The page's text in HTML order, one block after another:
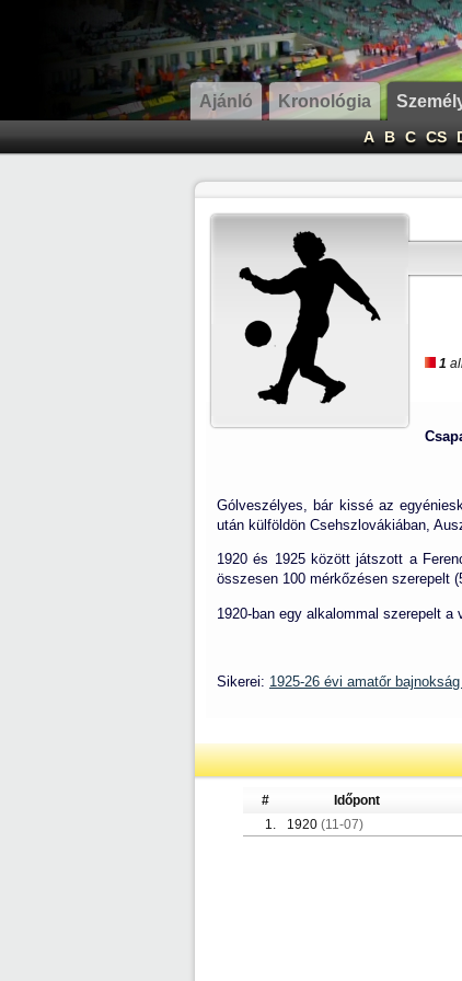
Ajánló Kronológia
A B C CS
1
Gólveszélyes, bár kissé az
után külföldön Csehszlovákiában,
1920 és 1925 között játszott a
összesen 100 mérkőzésen szerepelt
1920-ban egy alkalommal szerepelt a
Sikerei: 1925-26 évi amatőr bajnokság
# Időpont
1.
1920 (11-07)